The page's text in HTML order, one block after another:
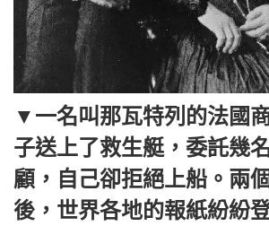
▼一名叫那瓦特列的法國
子送上了救生艇，委託幾
顧，自己卻拒絕上船。兩
後，世界各地的報紙紛紛